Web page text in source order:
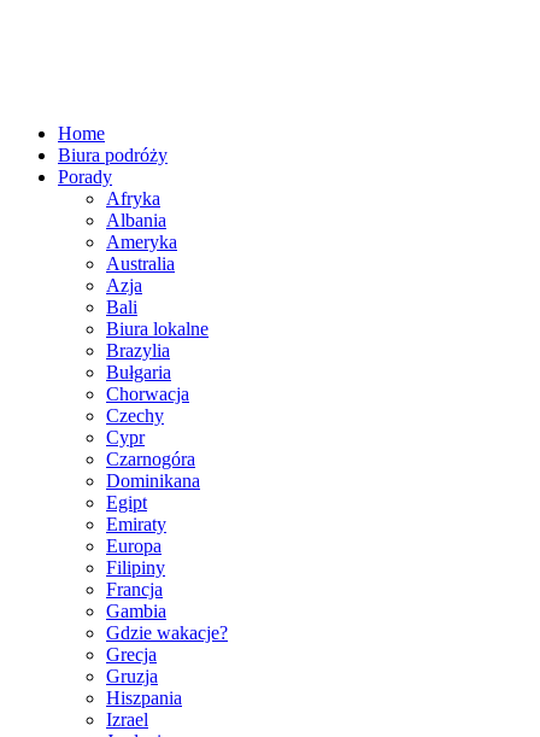
Home
Biura podróży
Porady
Afryka
Albania
Ameryka
Australia
Azja
Bali
Biura lokalne
Brazylia
Bułgaria
Chorwacja
Czechy
Cypr
Czarnogóra
Dominikana
Egipt
Emiraty
Europa
Filipiny
Francja
Gambia
Gdzie wakacje?
Grecja
Gruzja
Hiszpania
Izrael